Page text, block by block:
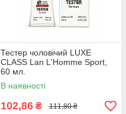
Тестер чоловічий LUXE
CLASS Lan L'Homme Sport,
60 мл.
В наявності
102,86 ₴ 111,80 ₴